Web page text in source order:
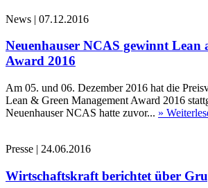
News | 07.12.2016
Neuenhauser NCAS gewinnt Lean
Award 2016
Am 05. und 06. Dezember 2016 hat die
Lean & Green Management Award 2016
Neuenhauser NCAS hatte zuvor... »
Presse | 24.06.2016
Wirtschaftskraft berichtet über